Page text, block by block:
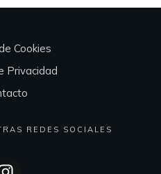
Cookies
Privacidad
REDES SOCIALES